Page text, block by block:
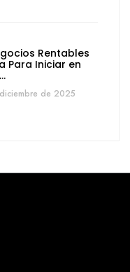
Rentables
Para Iniciar en
de 2025